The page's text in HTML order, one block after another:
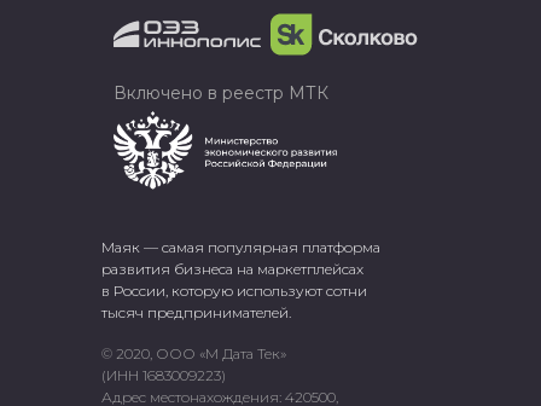
Маяк — самая популярная платформа
развития бизнеса на маркетплейсах
в России, которую используют сотни
тысяч предпринимателей.
© 2020, ООО «М Дата Тек»
(ИНН 1683009223)
Адрес местонахождения: 420500,
Включено в реестр МТК